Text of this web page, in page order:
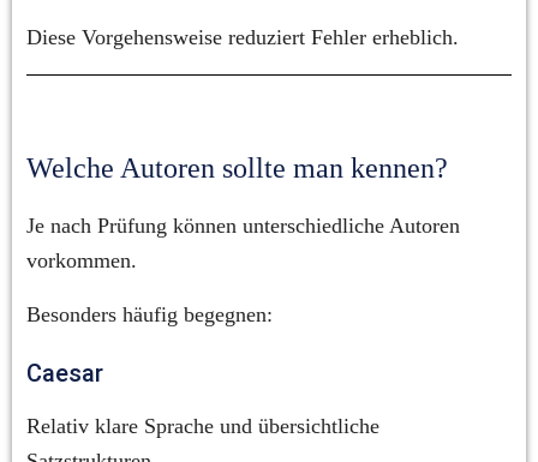
Diese Vorgehensweise reduziert Fehler erheblich.
Welche Autoren sollte man kennen?
Je nach Prüfung können unterschiedliche Autoren
vorkommen.
Besonders häufig begegnen:
Caesar
Relativ klare Sprache und übersichtliche